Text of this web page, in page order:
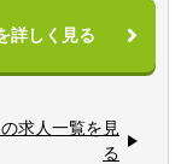
どでの経験
アナリスト等の
交渉力、コミュ
に対するフィナン
務等、M&A で注目
にも強みを持ちな
通しの良い組織体
し、多様なキャリ
詳しく見る
求人一覧を見
る